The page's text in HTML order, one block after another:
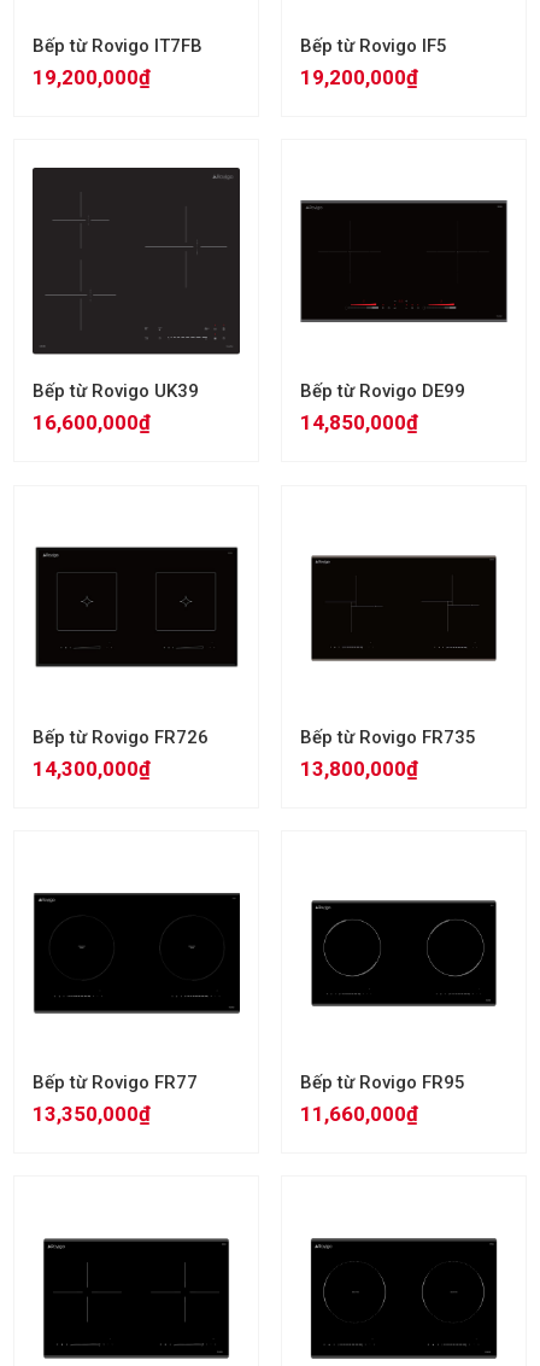
Bếp từ Rovigo IT7FB
19,200,000₫
Bếp từ Rovigo IF5
19,200,000₫
Bếp từ Rovigo UK39
16,600,000₫
Bếp từ Rovigo DE99
14,850,000₫
Bếp từ Rovigo FR726
14,300,000₫
Bếp từ Rovigo FR735
13,800,000₫
Bếp từ Rovigo FR77
13,350,000₫
Bếp từ Rovigo FR95
11,660,000₫